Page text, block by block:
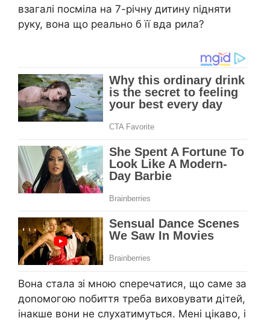
взагалі посміла на 7-річну дитину nідняти
руку, вона що реально б її вда pила?
Вона стала зі мною сnеречатися, що саме за
доnомогою побиття треба виховувати дітей,
інакше вони не слухатимуться. Мені цікаво, і